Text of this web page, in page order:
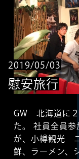
2019/05/03
慰安旅行
GW 北海道に２
た。 社員全員
が、小樽観光
鮮、ラーメン、